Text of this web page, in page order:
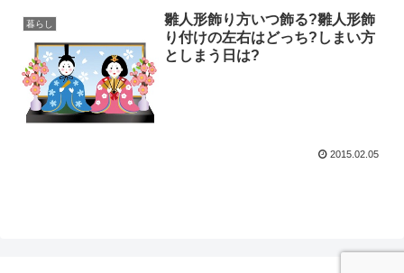
暮らし
雛人形飾り方いつ飾る?雛人形飾
り付けの左右はどっち?しまい方
としまう日は?
2015.02.05